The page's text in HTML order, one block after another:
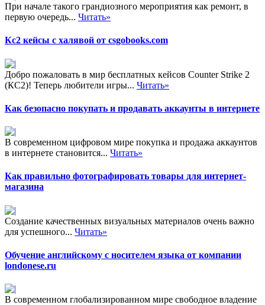
При начале такого грандиозного мероприятия как ремонт, в
первую очередь... Читать»
Кс2 кейсы с халявой от csgobooks.com
Добро пожаловать в мир бесплатных кейсов Counter Strike 2
(КС2)! Теперь любители игры... Читать»
Как безопасно покупать и продавать аккаунты в интернете
В современном цифровом мире покупка и продажа аккаунтов
в интернете становится... Читать»
Как правильно фотографировать товары для интернет-
магазина
Создание качественных визуальных материалов очень важно
для успешного... Читать»
Обучение английскому с носителем языка от компании
londonese.ru
В современном глобализированном мире свободное владение